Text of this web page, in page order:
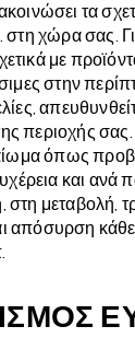
τα
στη χώρα σας.
με
στην
περιοχής σας.
όπως
και ανά
στη μεταβολή,
απόσυρση κάθε